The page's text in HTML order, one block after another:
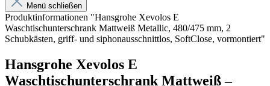
Menü schließen
Produktinformationen "Hansgrohe Xevolos E
Waschtischunterschrank Mattweiß Metallic, 480/475 mm, 2
Schubkästen, griff- und siphonausschnittlos, SoftClose, vormontiert"
Hansgrohe Xevolos E
Waschtischunterschrank Mattweiß –